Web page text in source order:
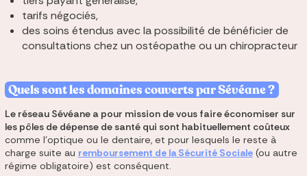
tarifs négociés,
des soins étendus avec la possibilité de bénéficier de
consultations chez un ostéopathe ou un chiropracteur
Quels sont les domaines couverts par Sévéane ?
Le réseau Sévéane a pour mission de vous faire économiser sur
les pôles de dépense de santé qui sont habituellement coûteux
comme l’optique ou le dentaire, et pour lesquels le reste à
charge suite au remboursement de la Sécurité Sociale (ou autre
régime obligatoire) est conséquent.